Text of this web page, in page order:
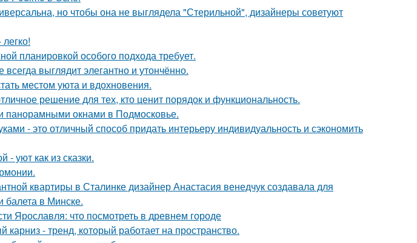
но чтобы она не выглядела "Стерильной", дизайнеры советуют
планировкой особого подхода требует.
всегда выглядит элегантно и утончённо.
местом уюта и вдохновения.
решение для тех, кто ценит порядок и функциональность.
окнами в Подмосковье.
- это отличный способ придать интерьеру индивидуальность и сэкономить
- уют как из сказки.
квартиры в Сталинке дизайнер Анастасия венедчук создавала для
балета в Минске.
Ярославля: что посмотреть в древнем городе
- тренд, который работает на пространство.